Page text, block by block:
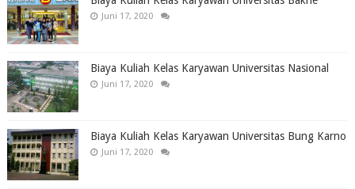
Juni 17, 2020
Biaya Kuliah Kelas Karyawan Universitas Nasional
Juni 17, 2020
Biaya Kuliah Kelas Karyawan Universitas Bung Karno
Juni 17, 2020